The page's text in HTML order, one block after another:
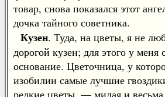
товар, снова показался этот
дочка тайного советника.
Кузен. Туда, на цветы, я не
дорогой кузен; для этого у меня
основание. Цветочница, у
изобилии самые лучшие
редкие цветы, — милая и